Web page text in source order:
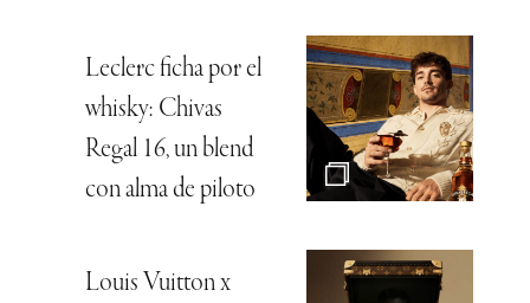
Leclerc ficha por el
whisky: Chivas
Regal 16, un blend
con alma de piloto
Louis Vuitton x